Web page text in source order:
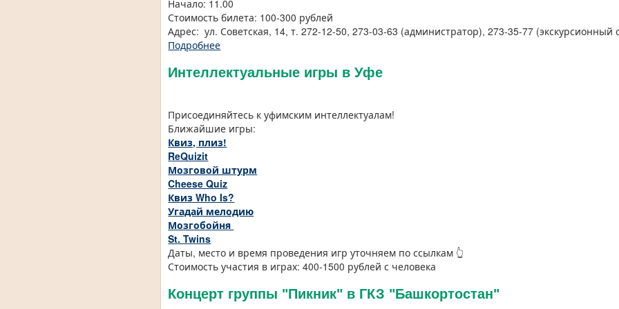
Начало: 11.00
Стоимость билета: 100-300 рублей
Адрес: ул. Советская, 14, т. 272-12-50, 273-03-63 (администратор), 273-35-77 (экскурсионный
Подробнее
Интеллектуальные игры в Уфе
Присоединяйтесь к уфимским интеллектуалам!
Ближайшие игры:
Квиз, плиз!
ReQuizit
Мозговой штурм
Cheese Quiz
Квиз Who Is?
Угадай мелодию
Мозгобойня
St. Twins
Даты, место и время проведения игр уточняем по ссылкам 👆
Стоимость участия в играх: 400-1500 рублей с человека
Концерт группы "Пикник" в ГКЗ "Башкортостан"